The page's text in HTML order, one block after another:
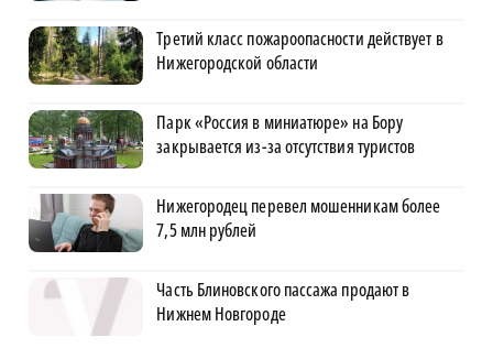
Третий класс пожароопасности действует в
Нижегородской области
Парк «Россия в миниатюре» на Бору
закрывается из-за отсутствия туристов
Нижегородец перевел мошенникам более
7,5 млн рублей
Часть Блиновского пассажа продают в
Нижнем Новгороде